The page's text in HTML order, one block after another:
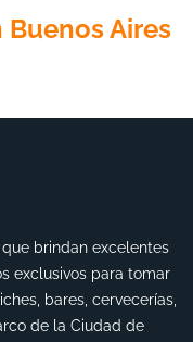
Buenos Aires
brindan excelentes
exclusivos para tomar
bares, cervecerías,
de la Ciudad de